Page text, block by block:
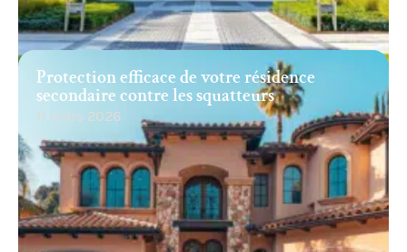
Protection efficace de votre résidence
secondaire contre les squatteurs
11 mars 2026